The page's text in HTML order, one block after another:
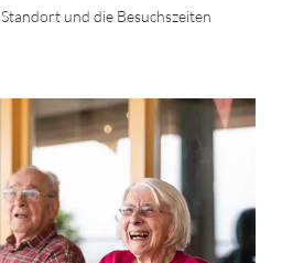
und die Besuchszeiten